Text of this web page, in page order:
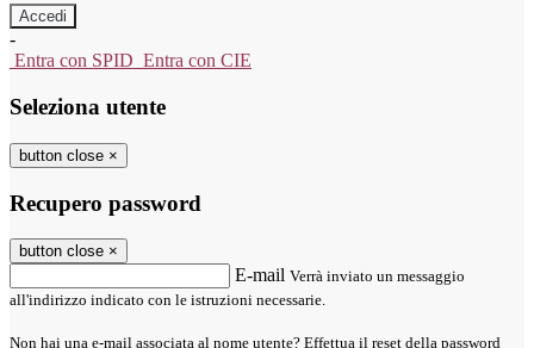
-
Entra con SPID Entra con CIE
Seleziona utente
button close ×
Recupero password
button close ×
E-mail Verrà inviato un messaggio
all'indirizzo indicato con le istruzioni necessarie.
Non hai una e-mail associata al nome utente? Effettua il reset della password